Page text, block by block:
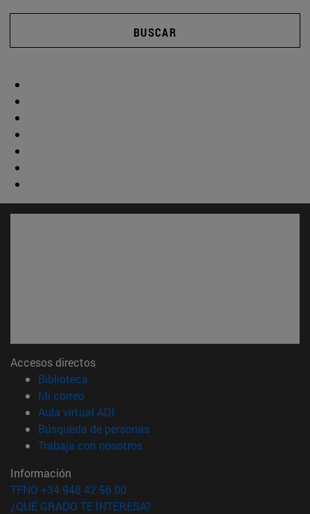
BUSCAR
Accesos directos
Biblioteca
Mi correo(abre en nueva ventana)
Aula virtual ADI
Búsqueda de personas(abre en nueva ventana)
Trabaja con nosotros(abre en nueva ventana)
Información
TFNO +34 948 42 56 00
¿QUÉ GRADO TE INTERESA?